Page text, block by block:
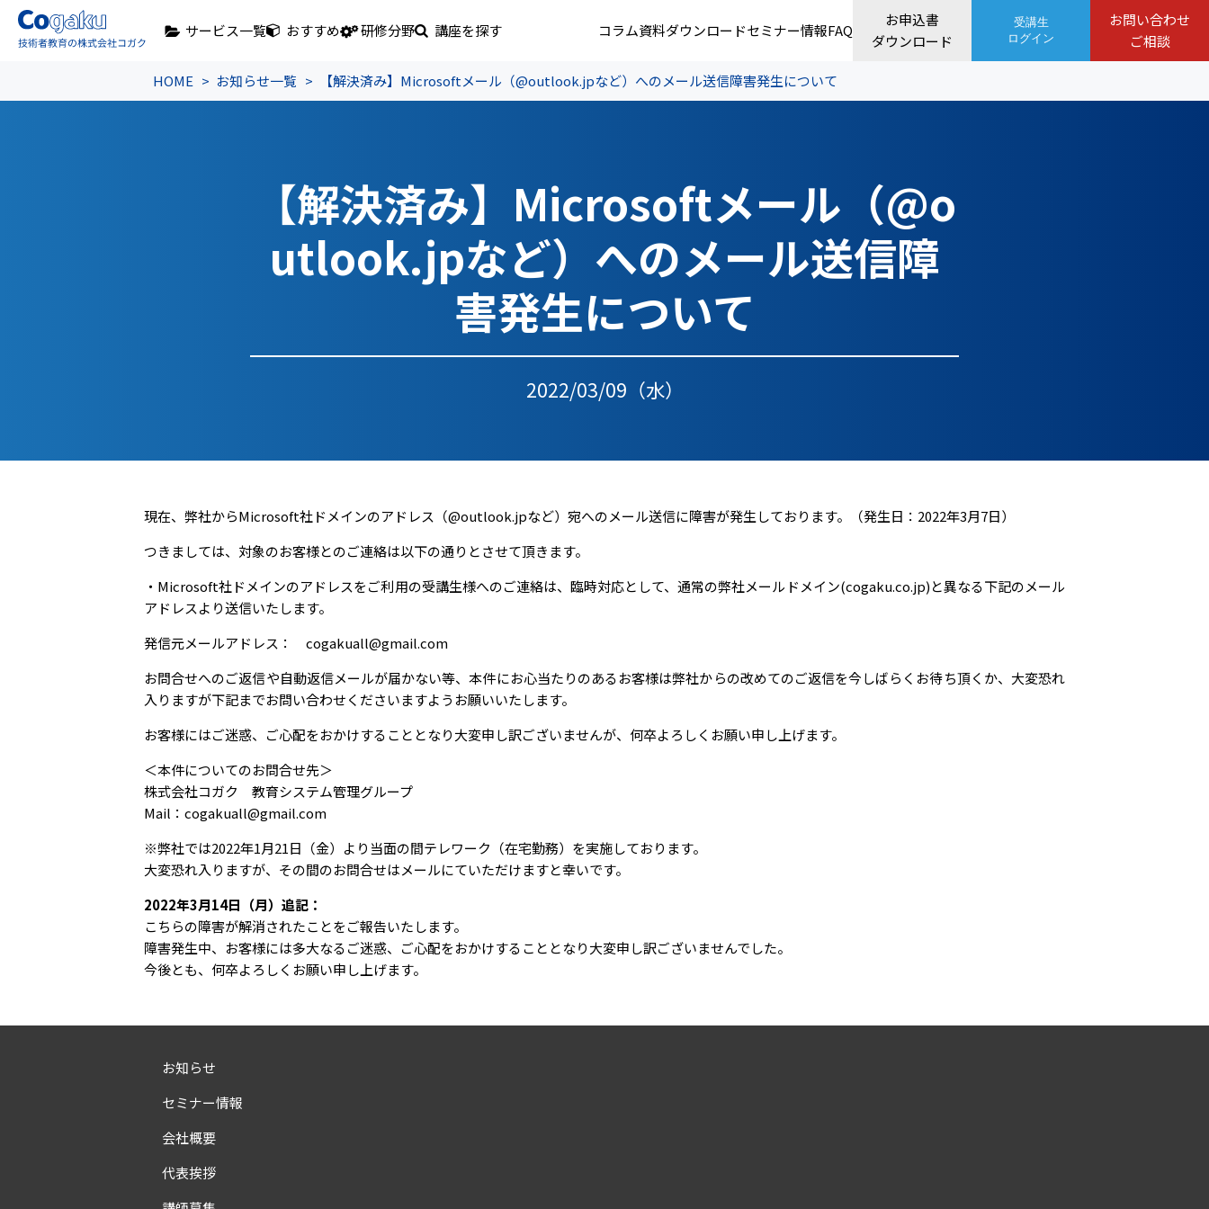
サービス一覧 おすすめ 研修分野 講座を探す コラム資料ダウンロードセミナー情報FAQ
お申込書
ダウンロード
受講生
ログイン
お問い合わせ
ご相談
HOME お知らせ一覧 【解決済み】Microsoftメール（@outlook.jpなど）へのメール送信障害発生について
【解決済み】Microsoftメール（@o
utlook.jpなど）へのメール送信障
害発生について
2022/03/09（水）
現在、弊社からMicrosoft社ドメインのアドレス（@outlook.jpなど）宛へのメール送信に障害が発生しております。（発生日：2022年3月7日）
つきましては、対象のお客様とのご連絡は以下の通りとさせて頂きます。
・Microsoft社ドメインのアドレスをご利用の受講生様へのご連絡は、臨時対応として、通常の弊社メールドメイン(cogaku.co.jp)と異なる下記のメール
アドレスより送信いたします。
発信元メールアドレス： cogakuall@gmail.com
お問合せへのご返信や自動返信メールが届かない等、本件にお心当たりのあるお客様は弊社からの改めてのご返信を今しばらくお待ち頂くか、大変恐れ
入りますが下記までお問い合わせくださいますようお願いいたします。
お客様にはご迷惑、ご心配をおかけすることとなり大変申し訳ございませんが、何卒よろしくお願い申し上げます。
＜本件についてのお問合せ先＞
株式会社コガク 教育システム管理グループ
Mail：cogakuall@gmail.com
※弊社では2022年1月21日（金）より当面の間テレワーク（在宅勤務）を実施しております。
大変恐れ入りますが、その間のお問合せはメールにていただけますと幸いです。
2022年3月14日（月）追記：
こちらの障害が解消されたことをご報告いたします。
障害発生中、お客様には多大なるご迷惑、ご心配をおかけすることとなり大変申し訳ございませんでした。
今後とも、何卒よろしくお願い申し上げます。
お知らせ
セミナー情報
会社概要
代表挨拶